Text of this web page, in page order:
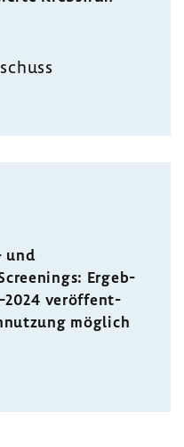
und
Ergeb­
veröf­fent­
möglich